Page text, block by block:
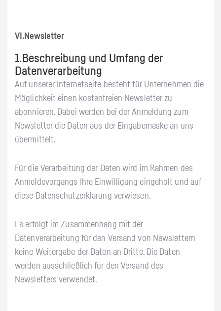
VI.Newsletter
1.Beschreibung und Umfang der
Datenverarbeitung
Auf unserer Internetseite besteht für Unternehmen die
Möglichkeit einen kostenfreien Newsletter zu
abonnieren. Dabei werden bei der Anmeldung zum
Newsletter die Daten aus der Eingabemaske an uns
übermittelt.
Für die Verarbeitung der Daten wird im Rahmen des
Anmeldevorgangs Ihre Einwilligung eingeholt und auf
diese Datenschutzerklärung verwiesen.
Es erfolgt im Zusammenhang mit der
Datenverarbeitung für den Versand von Newslettern
keine Weitergabe der Daten an Dritte. Die Daten
werden ausschließlich für den Versand des
Newsletters verwendet.